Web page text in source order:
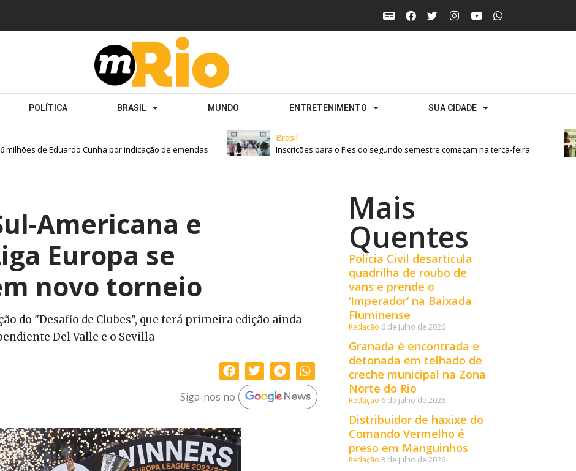
POLÍTICA BRASIL MUNDO ENTRETENIMENTO SUA CIDADE
de Eduardo Cunha por indicação de emendas
Brasil
Inscrições para o Fies do segundo semestre começam na terça-feira
Americana e
Europa se
novo torneio
do "Desafio de Clubes", que terá primeira edição ainda
Del Valle e o Sevilla
Siga-nos no
Mais
Quentes
Polícia Civil desarticula
quadrilha de roubo de
vans e prende o
‘Imperador’ na Baixada
Fluminense
Redação 6 de julho de 2026
Granada é encontrada e
detonada em telhado de
creche municipal na Zona
Norte do Rio
Redação 6 de julho de 2026
Distribuidor de haxixe do
Comando Vermelho é
preso em Manguinhos
Redação 3 de julho de 2026